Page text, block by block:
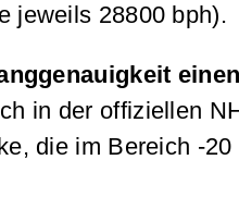
jeweils 28800 bph).
in der offiziellen
die im Bereich -